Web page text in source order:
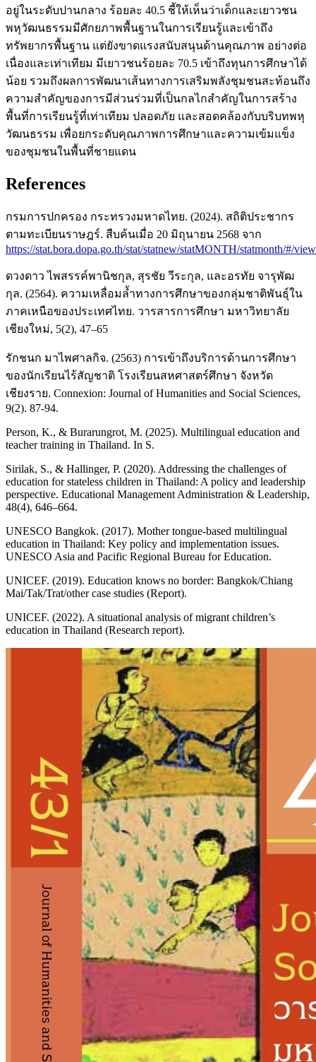
อยู่ในระดับปานกลาง ร้อยละ 40.5 ชี้ให้เห็นว่าเด็กและเยาวชน
พหุวัฒนธรรมมีศักยภาพพื้นฐานในการเรียนรู้และเข้าถึง
ทรัพยากรพื้นฐาน แต่ยังขาดแรงสนับสนุนด้านคุณภาพ อย่างต่อ
เนื่องและเท่าเทียม มีเยาวชนร้อยละ 70.5 เข้าถึงทุนการศึกษาได้
น้อย รวมถึงผลการพัฒนาเส้นทางการเสริมพลังชุมชนสะท้อนถึง
ความสำคัญของการมีส่วนร่วมที่เป็นกลไกสำคัญในการสร้าง
พื้นที่การเรียนรู้ที่เท่าเทียม ปลอดภัย และสอดคล้องกับบริบทพหุ
วัฒนธรรม เพื่อยกระดับคุณภาพการศึกษาและความเข้มแข็ง
ของชุมชนในพื้นที่ชายแดน
References
กรมการปกครอง กระทรวงมหาดไทย. (2024). สถิติประชากร
ตามทะเบียนราษฎร์. สืบค้นเมื่อ 20 มิถุนายน 2568 จาก
https://stat.bora.dopa.go.th/stat/statnew/statMONTH/statmonth/#/view
ดวงดาว ไพสรรค์พานิชกุล, สุรชัย วีระกุล, และอรทัย จารุพัฒ
กุล. (2564). ความเหลื่อมล้ำทางการศึกษาของกลุ่มชาติพันธุ์ใน
ภาคเหนือของประเทศไทย. วารสารการศึกษา มหาวิทยาลัย
เชียงใหม่, 5(2), 47–65
รักชนก มาไพศาลกิจ. (2563) การเข้าถึงบริการด้านการศึกษา
ของนักเรียนไร้สัญชาติ โรงเรียนสหศาสตร์ศึกษา จังหวัด
เชียงราย. Connexion: Journal of Humanities and Social Sciences,
9(2). 87-94.
Person, K., & Burarungrot, M. (2025). Multilingual education and
teacher training in Thailand. In S.
Sirilak, S., & Hallinger, P. (2020). Addressing the challenges of
education for stateless children in Thailand: A policy and leadership
perspective. Educational Management Administration & Leadership,
48(4), 646–664.
UNESCO Bangkok. (2017). Mother tongue-based multilingual
education in Thailand: Key policy and implementation issues.
UNESCO Asia and Pacific Regional Bureau for Education.
UNICEF. (2019). Education knows no border: Bangkok/Chiang
Mai/Tak/Trat/other case studies (Report).
UNICEF. (2022). A situational analysis of migrant children’s
education in Thailand (Research report).